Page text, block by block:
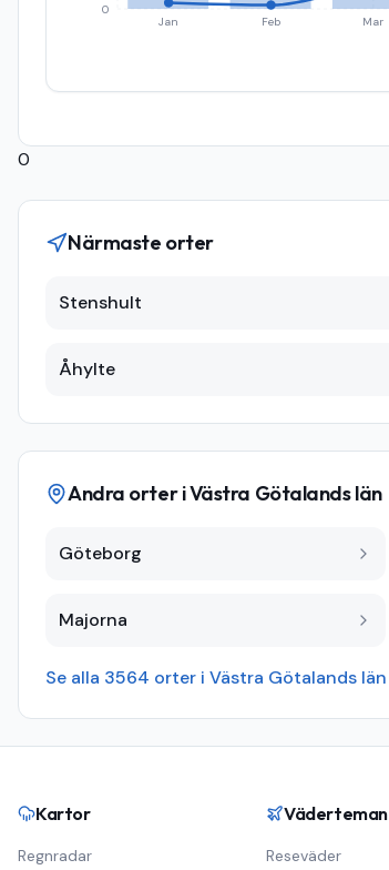
Jan Feb Mar
0
0
Närmaste orter
Stenshult
Åhylte
Andra orter iVästra Götalands län
Göteborg
Majorna
Se alla 3564 orter i Västra Götalands län
Kartor
Regnradar
Väderteman
Reseväder